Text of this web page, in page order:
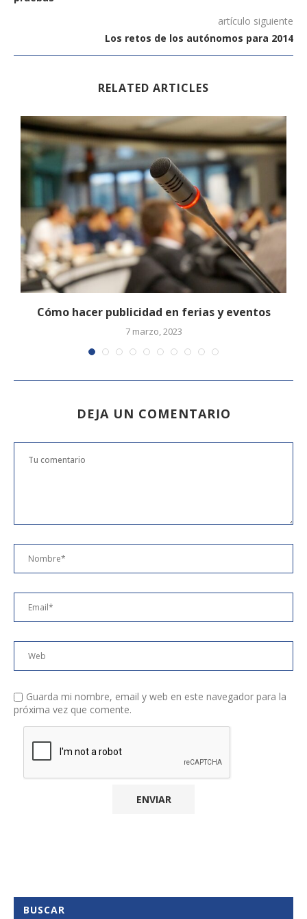
artículo siguiente
Los retos de los autónomos para 2014
RELATED ARTICLES
Cómo hacer publicidad en ferias y eventos
7 marzo, 2023
DEJA UN COMENTARIO
Guarda mi nombre, email y web en este navegador para la
próxima vez que comente.
BUSCAR